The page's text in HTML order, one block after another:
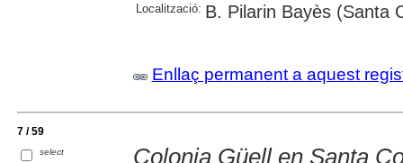
Localització: B. Pilarin Bayès (Santa
Enllaç permanent a aquest
7 / 59
select Colonia Güell en Santa